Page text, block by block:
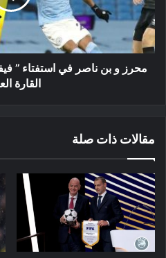
استفتاء
’’
فيفا’’
لأفضل
محترف
محرز و بن ناصر في استفتاء ’’
القارة
مقالات ذات صلة